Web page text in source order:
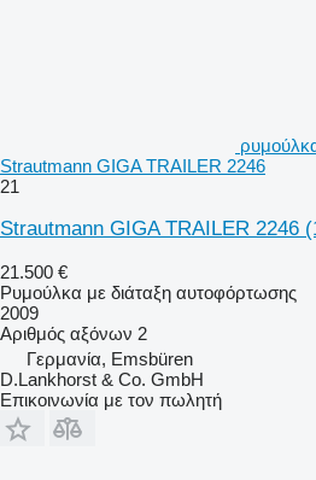
Strautmann GIGA TRAILER 2246
21
Strautmann GIGA TRAILER 2246
21.500 €
Ρυμούλκα με διάταξη αυτοφόρτωσης
2009
Αριθμός αξόνων 2
Γερμανία, Emsbüren
D.Lankhorst & Co. GmbH
Επικοινωνία με τον πωλητή